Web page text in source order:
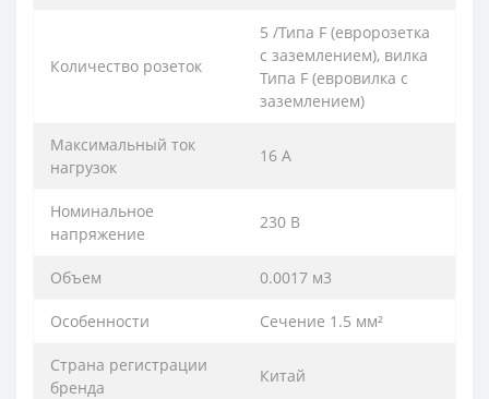
Количество розеток
5 /Типа F (евророзетка
с заземлением), вилка
Типа F (евровилка с
заземлением)
Максимальный ток
нагрузок
16 А
Номинальное
напряжение
230 В
Объем 0.0017 м3
Особенности Сечение 1.5 мм²
Страна регистрации
бренда
Китай